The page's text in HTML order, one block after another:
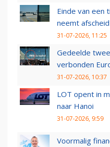
Einde van een
neemt
31-07-2026, 11:25
Gedeelde
verbonden
31-07-2026, 10:37
LOT opent in
naar Hanoi
31-07-2026, 9:59
Voormalig